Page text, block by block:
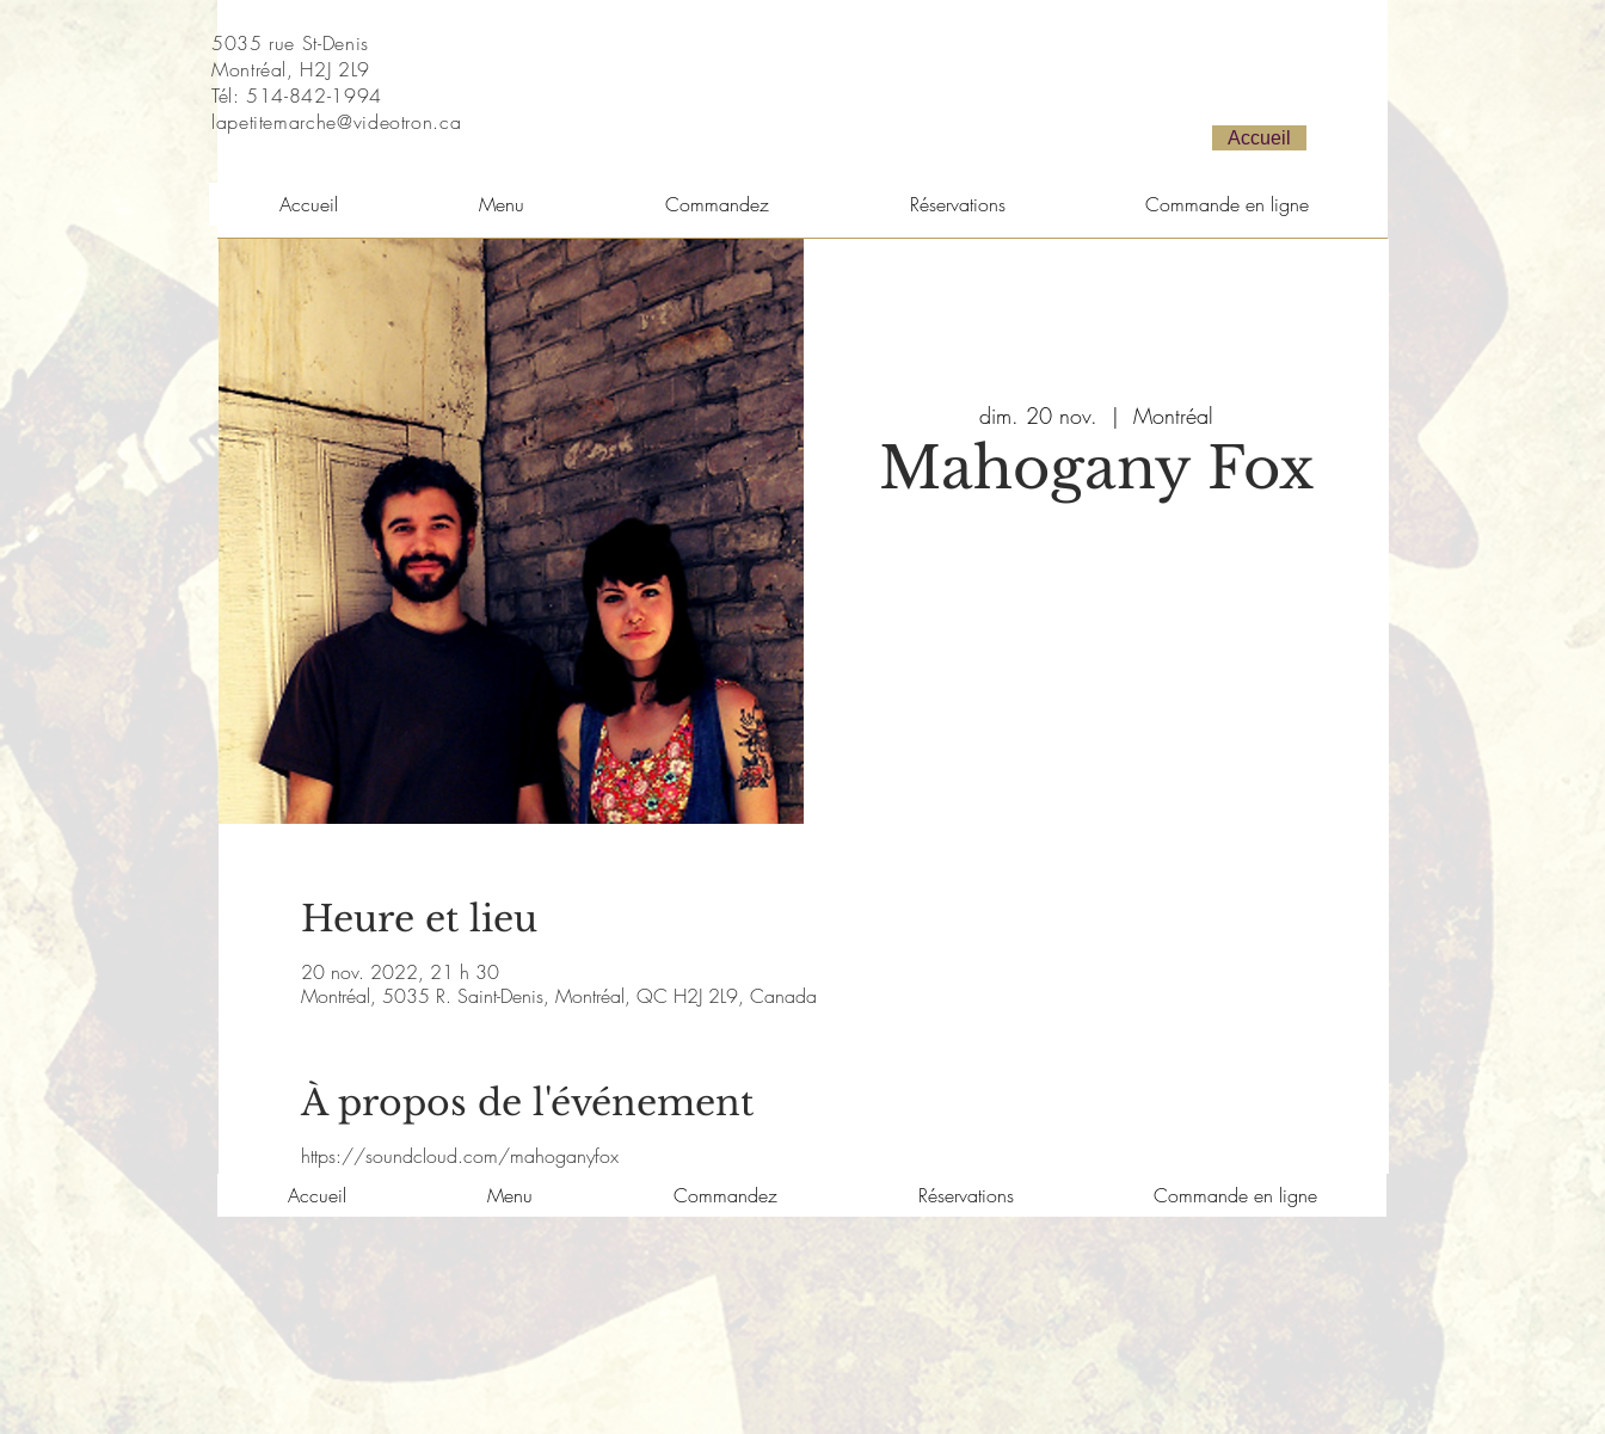
5035 rue St-Denis
Montréal, H2J 2L9
Tél: 514-842-1994
lapetitemarche@videotron.ca
Accueil
Accueil Menu Commandez Réservations Commande en ligne
dim. 20 nov.
  |
Montréal
Mahogany Fox
Heure et lieu
20 nov. 2022, 21 h 30
Montréal, 5035 R. Saint-Denis, Montréal, QC H2J 2L9, Canada
À propos de l'événement
https://soundcloud.com/mahoganyfox
Accueil
Menu Commandez Réservations Commande en ligne